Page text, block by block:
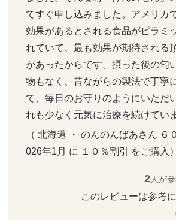
てすぐ申し込みました。アメリカ
効果があるとされる食品がピラミ
れていて、最も効果が期待される
があったからです。摂った後の匂
物もなく、昔ながらの製法で丁寧
て、毎日のお守りのようにいただ
れも少なく元気に治療を続けてい
（ 北海道 ・ のんのんばあさん ６
026年1月 に １０％割引 をご購入）
2人が参
このレビューは参考